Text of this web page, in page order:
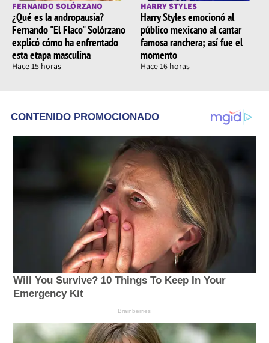
FERNANDO SOLÓRZANO
¿Qué es la andropausia?
Fernando "El Flaco" Solórzano
explicó cómo ha enfrentado
esta etapa masculina
Hace 15 horas
HARRY STYLES
Harry Styles emocionó al
público mexicano al cantar
famosa ranchera; así fue el
momento
Hace 16 horas